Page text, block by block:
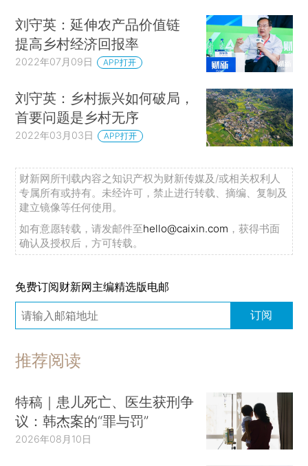
刘守英：延伸农产品价值链
提高乡村经济回报率
2022年07月09日 APP打开
刘守英：乡村振兴如何破局，
首要问题是乡村无序
2022年03月03日 APP打开
财新网所刊载内容之知识产权为财新传媒及/或相关权利人
专属所有或持有。未经许可，禁止进行转载、摘编、复制及
建立镜像等任何使用。
如有意愿转载，请发邮件至hello@caixin.com ，获得书面
确认及授权后，方可转载。
免费订阅财新网主编精选版电邮
订阅
推荐阅读
特稿｜患儿死亡、医生获刑争
议：韩杰案的“罪与罚”
2026年08月10日